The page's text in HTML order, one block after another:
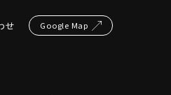
せ Google Map